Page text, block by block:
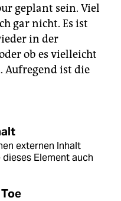
geplant sein. Viel
gar nicht. Es ist
in der
ob es vielleicht
Aufregend ist die
externen Inhalt
Element auch